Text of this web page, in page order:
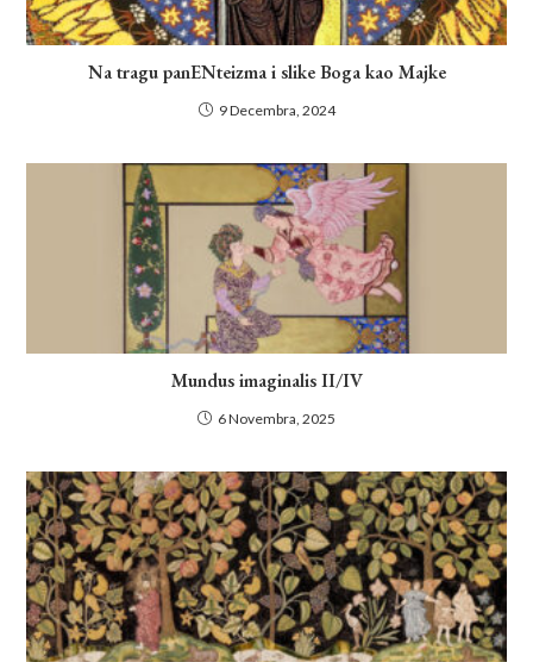
Na tragu panENteizma i slike Boga kao Majke
9 Decembra, 2024
Mundus imaginalis II/IV
6 Novembra, 2025